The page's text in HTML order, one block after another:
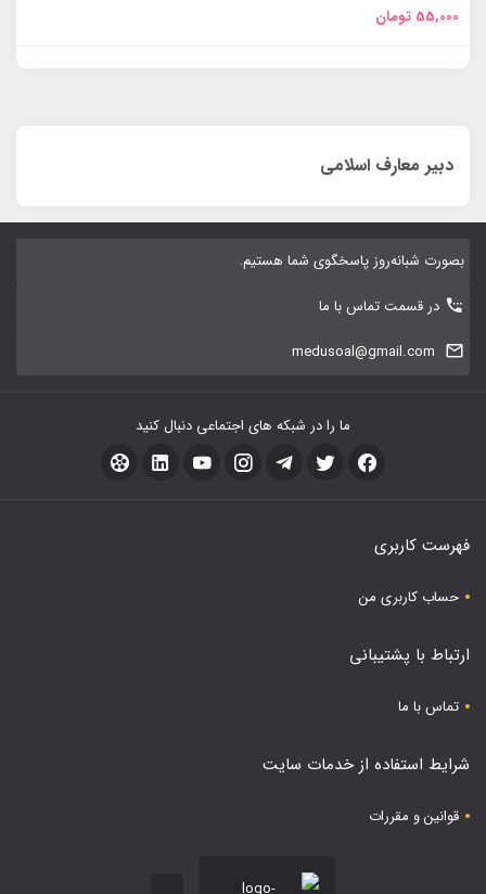
55,000 تومان
دبیر معارف اسلامی
بصورت شبانه‌روز پاسخگوی شما هستیم.
در قسمت تماس با ما
medusoal@gmail.com
ما را در شبکه های اجتماعی دنبال کنید
فهرست کاربری
حساب کاربری من
ارتباط با پشتیبانی
تماس با ما
شرایط استفاده از خدمات سایت
قوانین و مقررات